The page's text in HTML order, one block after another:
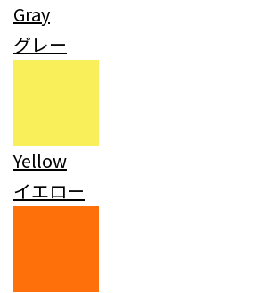
Gray
グレー
Yellow
イエロー